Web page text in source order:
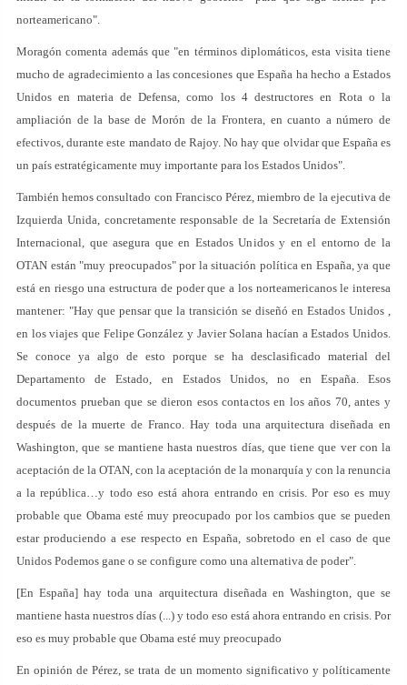
norteamericano".
Moragón comenta además que "en términos diplomáticos, esta visita tiene
mucho de agradecimiento a las concesiones que España ha hecho a Estados
Unidos en materia de Defensa, como los 4 destructores en Rota o la
ampliación de la base de Morón de la Frontera, en cuanto a número de
efectivos, durante este mandato de Rajoy. No hay que olvidar que España es
un país estratégicamente muy importante para los Estados Unidos".
También hemos consultado con Francisco Pérez, miembro de la ejecutiva de
Izquierda Unida, concretamente responsable de la Secretaría de Extensión
Internacional, que asegura que en Estados Unidos y en el entorno de la
OTAN están "muy preocupados" por la situación política en España, ya que
está en riesgo una estructura de poder que a los norteamericanos le interesa
mantener: "Hay que pensar que la transición se diseñó en Estados Unidos ,
en los viajes que Felipe González y Javier Solana hacían a Estados Unidos.
Se conoce ya algo de esto porque se ha desclasificado material del
Departamento de Estado, en Estados Unidos, no en España. Esos
documentos prueban que se dieron esos contactos en los años 70, antes y
después de la muerte de Franco. Hay toda una arquitectura diseñada en
Washington, que se mantiene hasta nuestros días, que tiene que ver con la
aceptación de la OTAN, con la aceptación de la monarquía y con la renuncia
a la república…y todo eso está ahora entrando en crisis. Por eso es muy
probable que Obama esté muy preocupado por los cambios que se pueden
estar produciendo a ese respecto en España, sobretodo en el caso de que
Unidos Podemos gane o se configure como una alternativa de poder".
[En España] hay toda una arquitectura diseñada en Washington, que se
mantiene hasta nuestros días (...) y todo eso está ahora entrando en crisis. Por
eso es muy probable que Obama esté muy preocupado
En opinión de Pérez, se trata de un momento significativo y políticamente